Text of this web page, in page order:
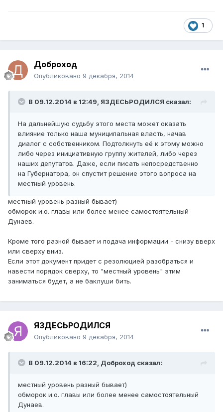
1
Доброход
Опубликовано 9 декабря, 2014
В 09.12.2014 в 12:49, ЯЗДЕСЬРОДИЛСЯ сказал:
На дальнейшую судьбу этого места может оказать
влияние только наша муниципальная власть, начав
диалог с собственником. Подтолкнуть её к этому можно
либо через инициативную группу жителей, либо через
наших депутатов. Даже, если писать непосредственно
на Губернатора, он спустит решение этого вопроса на
местный уровень.
местный уровень разный бывает)
обморок и.о. главы или более менее самостоятельный
Дунаев.
Кроме того разной бывает и подача информации - снизу вверх
или сверху вниз.
Если этот документ придет с резолюцией разобраться и
навести порядок сверху, то "местный уровень" этим
заниматься будет, а не баклуши бить.
ЯЗДЕСЬРОДИЛСЯ
Опубликовано 9 декабря, 2014
В 09.12.2014 в 16:22, Доброход сказал:
местный уровень разный бывает)
обморок и.о. главы или более менее самостоятельный
Дунаев.